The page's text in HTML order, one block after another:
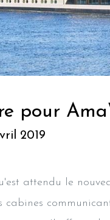
pour
2019
attendu le